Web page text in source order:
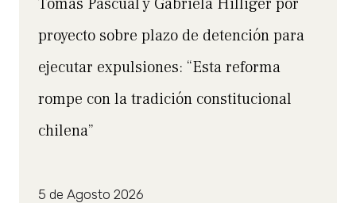
proyecto sobre plazo de detención para
ejecutar expulsiones: “Esta reforma
rompe con la tradición constitucional
chilena”
5 de Agosto 2026